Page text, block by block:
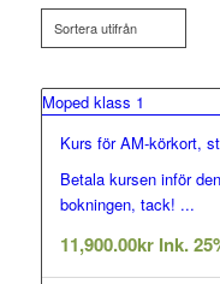
Sortera utifrån
Moped klass 1
Kurs för AM-körkort,
Betala kursen inför
bokningen, tack! ...
11,900.00kr Ink.